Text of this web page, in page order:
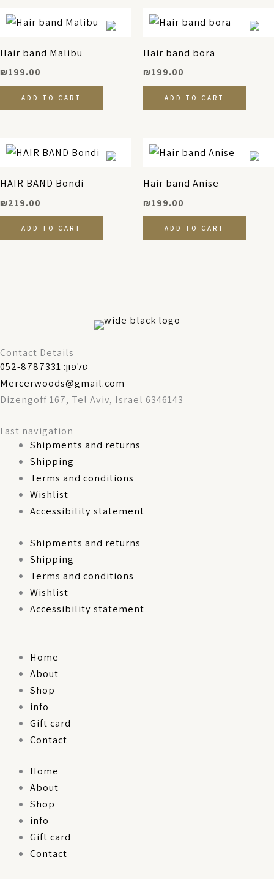
Hair band Malibu
₪199.00
ADD TO CART
Hair band bora
₪199.00
ADD TO CART
HAIR BAND Bondi
₪219.00
ADD TO CART
Hair band Anise
₪199.00
ADD TO CART
Contact Details
טלפון: 052-8787331
Mercerwoods@gmail.com
Dizengoff 167, Tel Aviv, Israel 6346143
Fast navigation
Shipments and returns
Shipping
Terms and conditions
Wishlist
Accessibility statement
Shipments and returns
Shipping
Terms and conditions
Wishlist
Accessibility statement
Home
About
Shop
info
Gift card
Contact
Home
About
Shop
info
Gift card
Contact